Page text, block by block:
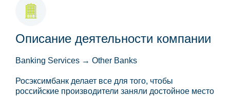
Описание деятельности компании
Banking Services → Other Banks
Росэксимбанк делает все для того, чтобы
российские производители заняли достойное место